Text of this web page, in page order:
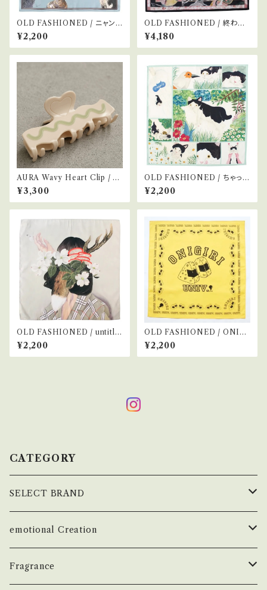
OLD FASHIONED / ニャンカ
チ ©Kow Yokoyama / my f
riend
¥2,200
OLD FASHIONED / 終わり
のない夢
¥4,180
AURA Wavy Heart Clip / Iv
ory
¥3,300
OLD FASHIONED / ちゃっく
ん
¥2,200
OLD FASHIONED / untitle
d
¥2,200
OLD FASHIONED / ONIGI
RI UNIV / イエロー
¥2,200
CATEGORY
SELECT BRAND
çanoma
香水
Earl of East
emotional Creation
Vintage
Fragrance